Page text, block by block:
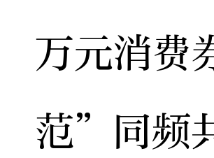
万元消
范”同频